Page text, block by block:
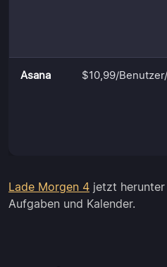
Asana $10,99/
Lade Morgen 4 jetzt
Aufgaben und Kalender.